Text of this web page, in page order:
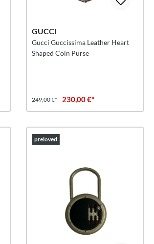
GUCCI
Gucci Guccissima Leather Heart
Shaped Coin Purse
249,00 €* 230,00 €*
preloved